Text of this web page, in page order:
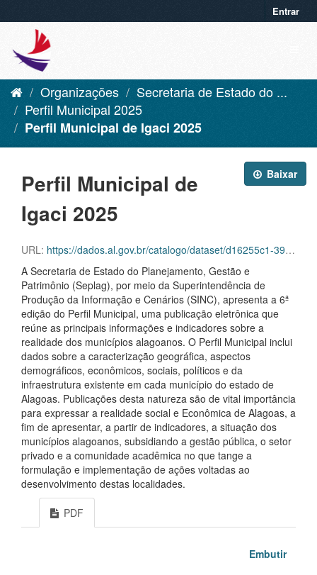
Entrar
Organizações
Secretaria de Estado do ...
Perfil Municipal 2025
Perfil Municipal de Igaci 2025
Baixar
Perfil Municipal de
Igaci 2025
URL: https://dados.al.gov.br/catalogo/dataset/d16255c1-39f6-42aa-92c8-eca419432ebf/resource/77e928b0-879c-4eb9-91cc-7525873e27c0/download/igaci.pdf
A Secretaria de Estado do Planejamento, Gestão e
Patrimônio (Seplag), por meio da Superintendência de
Produção da Informação e Cenários (SINC), apresenta a 6ª
edição do Perfil Municipal, uma publicação eletrônica que
reúne as principais informações e indicadores sobre a
realidade dos municípios alagoanos. O Perfil Municipal inclui
dados sobre a caracterização geográfica, aspectos
demográficos, econômicos, sociais, políticos e da
infraestrutura existente em cada município do estado de
Alagoas. Publicações desta natureza são de vital importância
para expressar a realidade social e Econômica de Alagoas, a
fim de apresentar, a partir de indicadores, a situação dos
municípios alagoanos, subsidiando a gestão pública, o setor
privado e a comunidade acadêmica no que tange a
formulação e implementação de ações voltadas ao
desenvolvimento destas localidades.
PDF
Embutir